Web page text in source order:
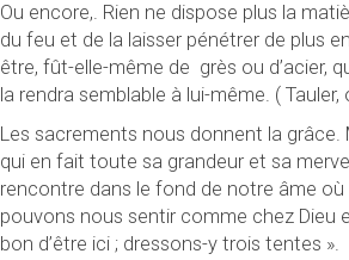
Ou encore,. Rien ne dispose plus la
du feu et de la laisser pénétrer de plus
être, fût-elle-même de grès ou d’acier,
la rendra semblable à lui-même. (
Les sacrements nous donnent la grâce.
qui en fait toute sa grandeur et sa
rencontre dans le fond de notre âme
pouvons nous sentir comme chez Dieu
bon d’être ici ; dressons-y trois tentes ».